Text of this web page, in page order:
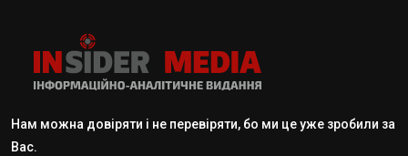
Нам можна довіряти і не перевіряти, бо ми це уже зробили за
Вас.